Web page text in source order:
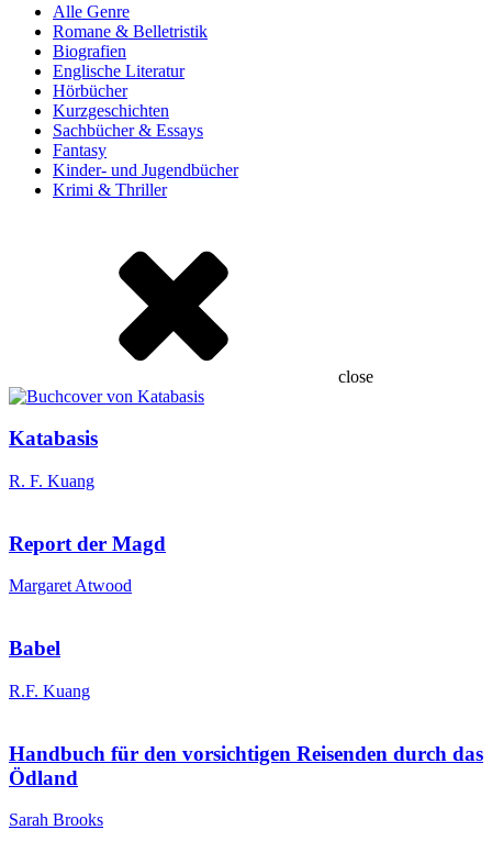
Alle Genre
Romane & Belletristik
Biografien
Englische Literatur
Hörbücher
Kurzgeschichten
Sachbücher & Essays
Fantasy
Kinder- und Jugendbücher
Krimi & Thriller
close
Katabasis
R. F. Kuang
Report der Magd
Margaret Atwood
Babel
R.F. Kuang
Handbuch für den vorsichtigen Reisenden durch das
Ödland
Sarah Brooks